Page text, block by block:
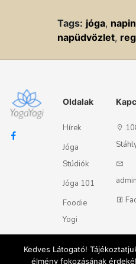
Tags: jóga,
napüdvözlet,
Oldalak
Hírek
Jóga
Stúdiók
Jóga 101
Foodie
Yogi
Kedves Látogató!
élmény fokozásának